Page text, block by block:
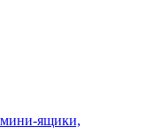
ящики,